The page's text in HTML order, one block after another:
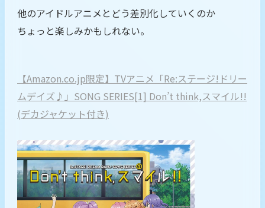
他のアイドルアニメとどう差別化していくのか
ちょっと楽しみかもしれない。
【Amazon.co.jp限定】TVアニメ「Re:ステージ!ドリー
ムデイズ♪」SONG SERIES[1] Don’t think,スマイル!!
(デカジャケット付き)